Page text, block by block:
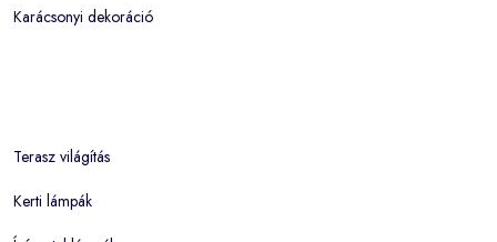
Karácsonyi dekoráció
Terasz világítás
Kerti lámpák